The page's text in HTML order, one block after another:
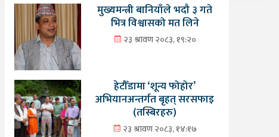
मुख्यमन्त्री बानियाँले भदौ ३ गते
भित्र विश्वासको मत लिने
२३ श्रावण २०८३, १९:२०
हेटौँडामा ‘शून्य फोहोर’
अभियानअन्तर्गत बृहत् सरसफाइ
(तस्बिरहरु)
२३ श्रावण २०८३, १४:१७